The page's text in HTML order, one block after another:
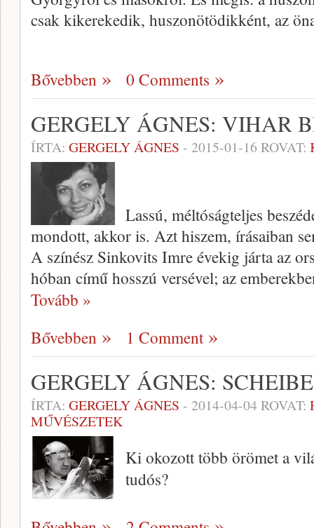
csak kikerekedik, huszonötödikként, az
Bővebben 0 Comments
GERGELY ÁGNES: VIHAR
ÍRTA: GERGELY ÁGNES - 2015-01-16 ROVAT:
Lassú, méltóságteljes
mondott, akkor is. Azt hiszem, írásaiban
A színész Sinkovits Imre évekig járta az
hóban című hosszú versével; az
Tovább »
Bővebben
1 Comment
GERGELY ÁGNES:
ÍRTA: GERGELY ÁGNES - 2014-04-04ROVAT:
MŰVÉSZETEK
Ki okozott több örömet a
tudós?